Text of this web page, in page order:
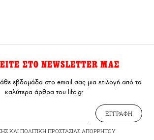
ΣΤΟ NEWSLETTER ΜΑΣ
εβδομάδα στο email σας μια επιλογή από τα
καλύτερα άρθρα του lifo.gr
ΕΓΓΡΑΦΗ
ΚΑΙ ΠΟΛΙΤΙΚΗ ΠΡΟΣΤΑΣΙΑΣ ΑΠΟΡΡΗΤΟΥ